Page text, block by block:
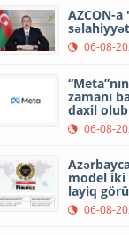
AZCON-
06-08-
zamanı
daxil olub
06-08-
model iki
layiq
06-08-